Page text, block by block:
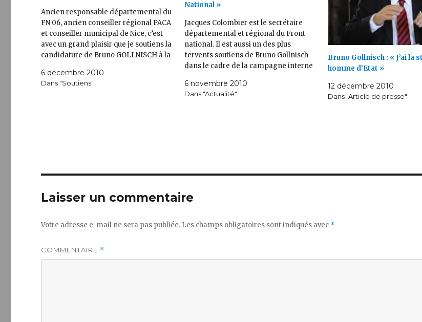
Ancien responsable départemental du
FN 06, ancien conseiller régional PACA
et conseiller municipal de Nice, c’est
avec un grand plaisir que je soutiens la
candidature de Bruno GOLLNISCH à la
de fidélité, il a depuis toujours été dans
les combats portant haut, fièrement et…
6 décembre 2010
Dans "Soutiens"
National »
Jacques Colombier est le secrétaire
départemental et régional du Front
national. Il est aussi un des plus
fervents soutiens de Bruno Gollnisch
dans le cadre de la campagne interne
de Jean-Marie Le Pen. Celui-ci a accepté
de répondre aux questions d’Infos-
6 novembre 2010
Dans "Actualité"
Bruno Gollnisch : « J’ai la
homme d’Etat »
12 décembre 2010
Dans "Article de presse"
Laisser un commentaire
Votre adresse e-mail ne sera pas publiée. Les champs obligatoires sont indiqués avec *
COMMENTAIRE *